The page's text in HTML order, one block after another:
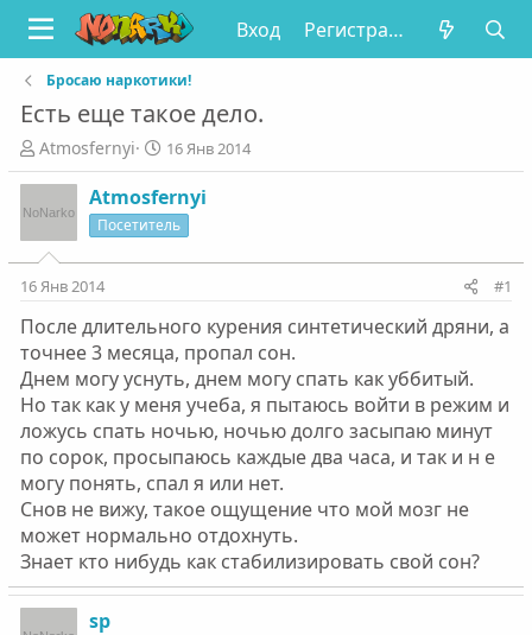
Вход Регистрация
Бросаю наркотики!
Есть еще такое дело.
А
в
т
о
р
т
е
ы
Atmosfernyi
Д
а
т
а
н
а
л
а
16 Янв 2014
Atmosfernyi
Посетитель
16 Янв 2014 #1
После длительного курения синтетический дряни, а
точнее 3 месяца, пропал сон.
Днем могу уснуть, днем могу спать как уббитый.
Но так как у меня учеба, я пытаюсь войти в режим и
ложусь спать ночью, ночью долго засыпаю минут
по сорок, просыпаюсь каждые два часа, и так и н е
могу понять, спал я или нет.
Снов не вижу, такое ощущение что мой мозг не
может нормально отдохнуть.
Знает кто нибудь как стабилизировать свой сон?
sp